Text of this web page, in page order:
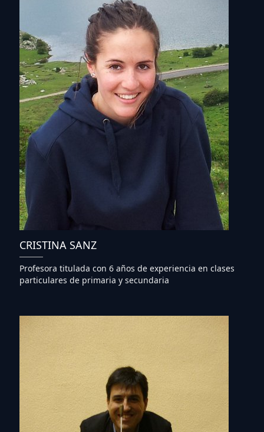
CRISTINA SANZ
Profesora titulada con 6 años de experiencia en clases
particulares de primaria y secundaria